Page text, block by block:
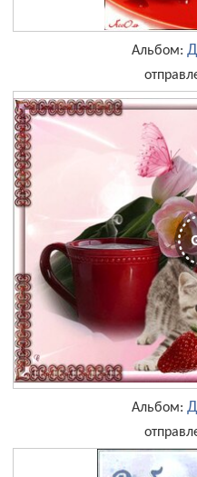
Альбом:
Альбом: